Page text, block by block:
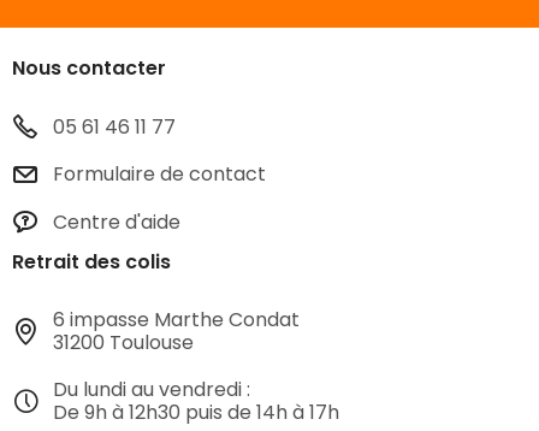
Nous contacter
05 61 46 11 77
Formulaire de contact
Centre d'aide
Retrait des colis
6 impasse Marthe Condat
31200 Toulouse
Du lundi au vendredi :
De 9h à 12h30 puis de 14h à 17h